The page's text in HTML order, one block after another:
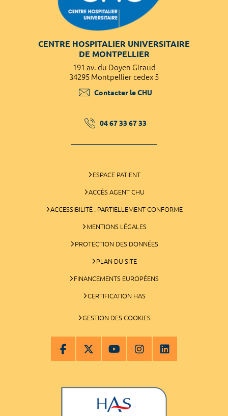
CENTRE HOSPITALIER UNIVERSITAIRE
DE MONTPELLIER
191 av. du Doyen Giraud
34295 Montpellier cedex 5
Contacter le CHU
04 67 33 67 33
ESPACE PATIENT
ACCÈS AGENT CHU
ACCESSIBILITÉ : PARTIELLEMENT CONFORME
MENTIONS LÉGALES
PROTECTION DES DONNÉES
PLAN DU SITE
FINANCEMENTS EUROPÉENS
CERTIFICATION HAS
GESTION DES COOKIES